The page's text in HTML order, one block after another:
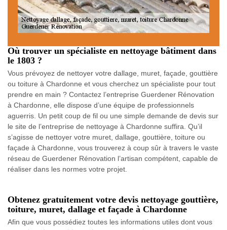
Où trouver un spécialiste en nettoyage bâtiment dans
le 1803 ?
Vous prévoyez de nettoyer votre dallage, muret, façade, gouttière
ou toiture à Chardonne et vous cherchez un spécialiste pour tout
prendre en main ? Contactez l’entreprise Guerdener Rénovation
à Chardonne, elle dispose d’une équipe de professionnels
aguerris. Un petit coup de fil ou une simple demande de devis sur
le site de l’entreprise de nettoyage à Chardonne suffira. Qu’il
s’agisse de nettoyer votre muret, dallage, gouttière, toiture ou
façade à Chardonne, vous trouverez à coup sûr à travers le vaste
réseau de Guerdener Rénovation l’artisan compétent, capable de
réaliser dans les normes votre projet.
Obtenez gratuitement votre devis nettoyage gouttière,
toiture, muret, dallage et façade à Chardonne
Afin que vous possédiez toutes les informations utiles dont vous